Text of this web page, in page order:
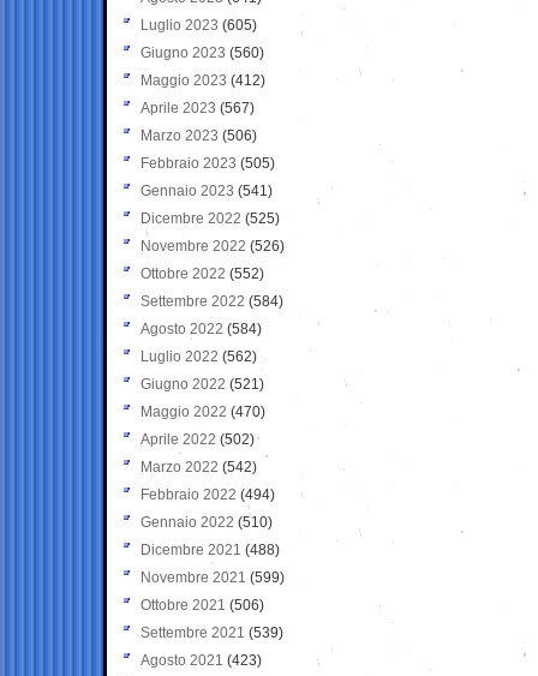
Luglio 2023 (605)
Giugno 2023 (560)
Maggio 2023 (412)
Aprile 2023 (567)
Marzo 2023 (506)
Febbraio 2023 (505)
Gennaio 2023 (541)
Dicembre 2022 (525)
Novembre 2022 (526)
Ottobre 2022 (552)
Settembre 2022 (584)
Agosto 2022 (584)
Luglio 2022 (562)
Giugno 2022 (521)
Maggio 2022 (470)
Aprile 2022 (502)
Marzo 2022 (542)
Febbraio 2022 (494)
Gennaio 2022 (510)
Dicembre 2021 (488)
Novembre 2021 (599)
Ottobre 2021 (506)
Settembre 2021 (539)
Agosto 2021 (423)